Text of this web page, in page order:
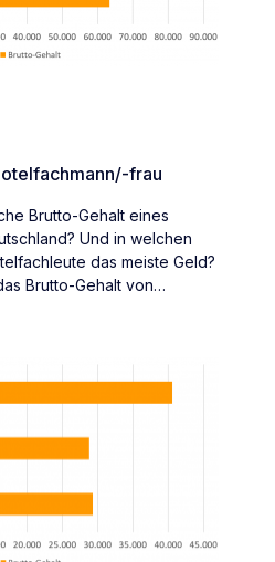
frau
Brutto-Gehalt eines
Und in welchen
das meiste Geld?
Brutto-Gehalt von